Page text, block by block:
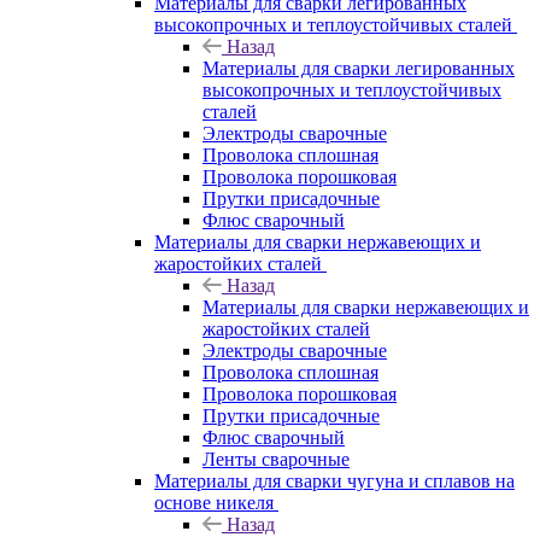
высокопрочных и теплоустойчивых сталей
Назад
Материалы для сварки легированных
высокопрочных и теплоустойчивых
сталей
Электроды сварочные
Проволока сплошная
Проволока порошковая
Прутки присадочные
Флюс сварочный
Материалы для сварки нержавеющих и
жаростойких сталей
Назад
Материалы для сварки нержавеющих и
жаростойких сталей
Электроды сварочные
Проволока сплошная
Проволока порошковая
Прутки присадочные
Флюс сварочный
Ленты сварочные
Материалы для сварки чугуна и сплавов на
основе никеля
Назад